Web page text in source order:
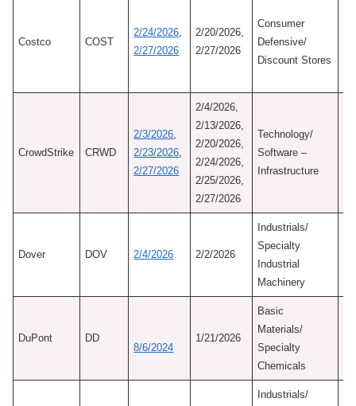
Costco COST
2/24/2026,
2/27/2026
2/20/2026,
2/27/2026
Consumer
Defensive/
Discount Stores
CrowdStrike CRWD
2/3/2026,
2/23/2026,
2/27/2026
2/4/2026,
2/13/2026,
2/20/2026,
2/24/2026,
2/25/2026,
2/27/2026
Technology/
Software –
Infrastructure
Dover DOV 2/4/2026 2/2/2026
Industrials/
Specialty
Industrial
Machinery
DuPont
DD
8/6/2024
1/21/2026
Basic
Materials/
Specialty
Chemicals
Industrials/